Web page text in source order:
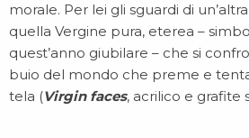
morale. Per lei gli sguardi di
quella Vergine pura, eterea –
quest’anno giubilare – che si
buio del mondo che preme e
tela (Virgin faces, acrilico e grafite